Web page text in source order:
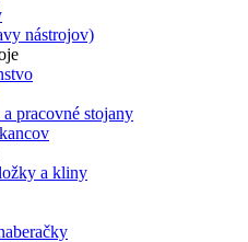
nástrojov)
pracovné stojany
a kliny